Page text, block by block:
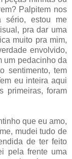
Palpitem nos
sério, estou me
pra dar uma
muito pra mim,
envolvido,
um pedacinho da
sentimento, tem
eu inteira aqui
primeiras, foram
que eu amo,
mudei tudo de
de ter feito
pela frente uma